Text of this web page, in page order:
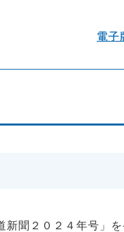
電子
聞２０２４年号」を